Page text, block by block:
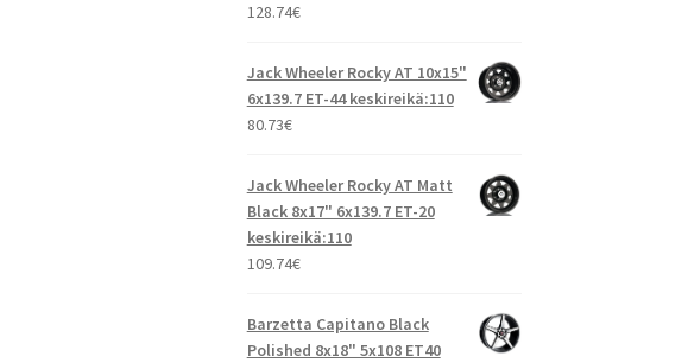
128.74€
Jack Wheeler Rocky AT 10x15"
6x139.7 ET-44 keskireikä:110
80.73€
Jack Wheeler Rocky AT Matt
Black 8x17" 6x139.7 ET-20
keskireikä:110
109.74€
Barzetta Capitano Black
Polished 8x18" 5x108 ET40